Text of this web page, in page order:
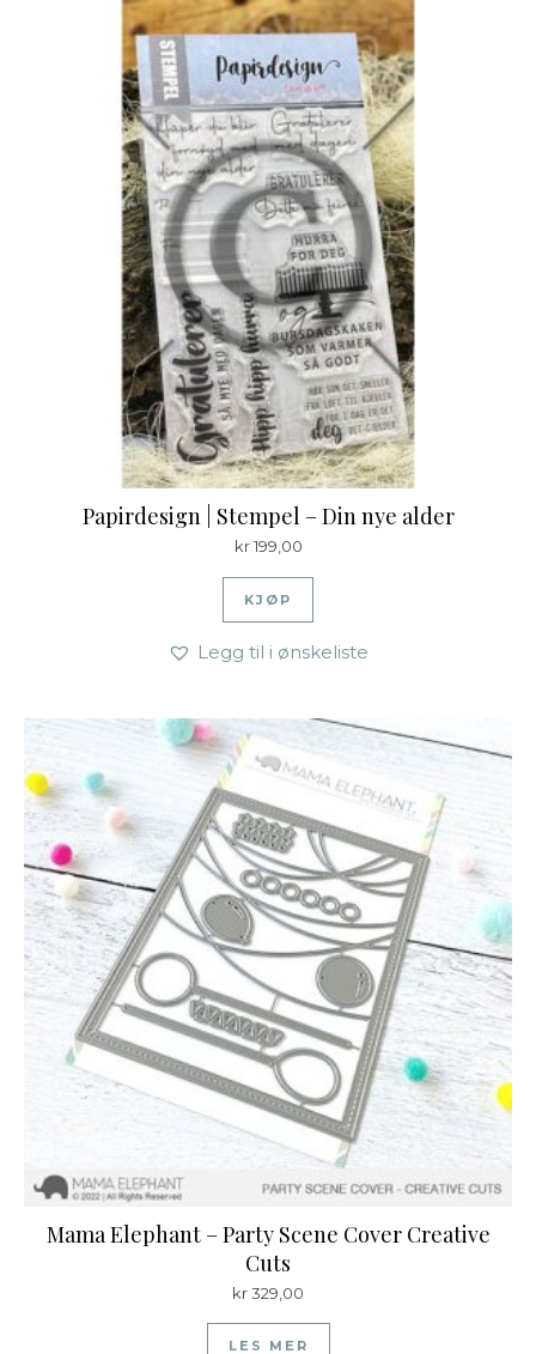
Papirdesign | Stempel – Din nye alder
kr199,00
KJØP
Legg til i ønskeliste
Mama Elephant – Party Scene Cover Creative
Cuts
kr329,00
LES MER